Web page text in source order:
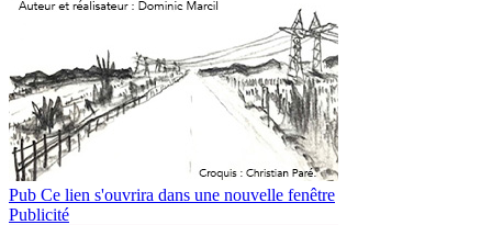
Pub Ce lien s'ouvrira dans une nouvelle fenêtre
Publicité